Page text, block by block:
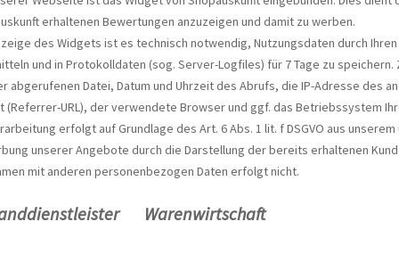
erhaltenen Bewertungen anzuzeigen und damit zu werben.
des Widgets ist es technisch notwendig, Nutzungsdaten durch
und in Protokolldaten (sog. Server-Logfiles) für 7 Tage zu
abgerufenen Datei, Datum und Uhrzeit des Abrufs, die IP-Adresse des
(Referrer-URL), der verwendete Browser und ggf. das Betriebssystem
erfolgt auf Grundlage des Art. 6 Abs. 1 lit. f DSGVO aus
unserer Angebote durch die Darstellung der bereits erhaltenen
mit anderen personenbezogen Daten erfolgt nicht.
Warenwirtschaft